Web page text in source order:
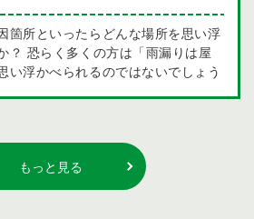
ります。 塗装工事と防水工事の違
の主な違いは、目的と施工の内容
は主に建物の保護と美観を重視
ることが目的です。 一方で、防水
、水の侵入を防ぐことが主な目的と
く特性を持つ材料が求められます。
工事は、建物の保護や維持管理に
割を果たしますが、それぞれ異なる
年により、結合力が低下し下地と
や浮きが発生している場合がありま
ながりますので早急な対応が必要に
シミがある 天井にシミが発生してい
果が無くなり、建物に雨が侵入して
劣化 屋上の床に目地がありコーキ
、経年劣化し雨漏りをする可能性が
再工事のサインを挙げましたが、
箇所といったらどんな場所を思い浮
？ 恐らく多くの方は「雨漏りは屋
い浮かべられるのではないでしょう
。 しかし、外壁も雨風が当たる大
外壁部に不具合が起きれば雨漏りの
壁が原因で雨漏りする多くの建物
もっと見る